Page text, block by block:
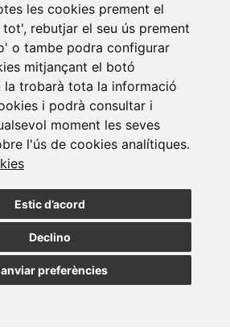
les cookies prement el
rebutjar el seu ús prement
o tambe podra configurar
mitjançant el botó
la trobarà tota la informació
i podrà consultar i
moment les seves
l'ús de cookies analítiques.
Estic d’acord
Declino
preferències
de ‘Litigis’, ‘Laboral’ i ‘Reestructuraciones i
de Leaders League España 2025"
a la